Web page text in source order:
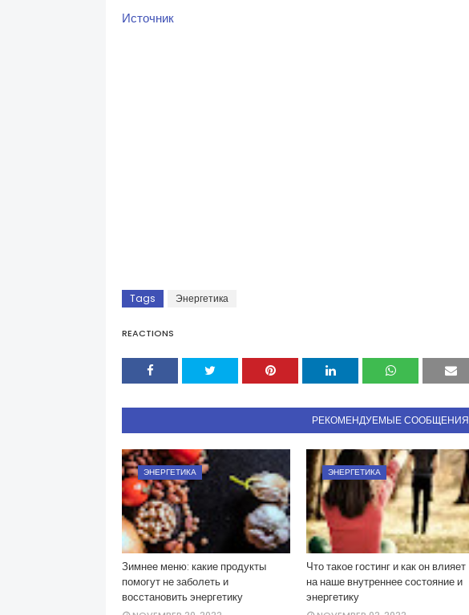
Источник
Tags Энергетика
REACTIONS
РЕКОМЕНДУЕМЫЕ СООБЩЕНИЯ
ЭНЕРГЕТИКА
Зимнее меню: какие продукты
помогут не заболеть и
восстановить энергетику
ЭНЕРГЕТИКА
Что такое гостинг и как он влияет
на наше внутреннее состояние и
энергетику